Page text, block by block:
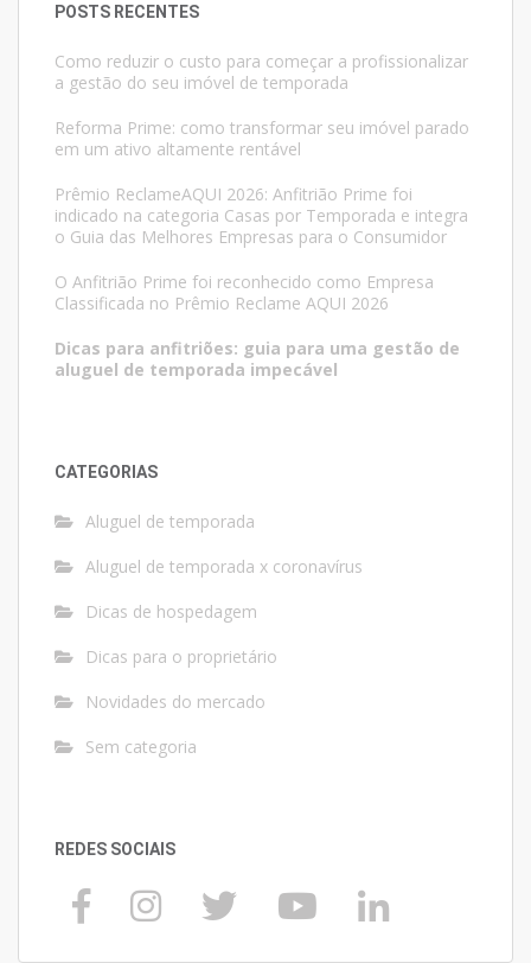
POSTS RECENTES
Como reduzir o custo para começar a profissionalizar
a gestão do seu imóvel de temporada
Reforma Prime: como transformar seu imóvel parado
em um ativo altamente rentável
Prêmio ReclameAQUI 2026: Anfitrião Prime foi
indicado na categoria Casas por Temporada e integra
o Guia das Melhores Empresas para o Consumidor
O Anfitrião Prime foi reconhecido como Empresa
Classificada no Prêmio Reclame AQUI 2026
Dicas para anfitriões: guia para uma gestão de
aluguel de temporada impecável
CATEGORIAS
Aluguel de temporada
Aluguel de temporada x coronavírus
Dicas de hospedagem
Dicas para o proprietário
Novidades do mercado
Sem categoria
REDES SOCIAIS